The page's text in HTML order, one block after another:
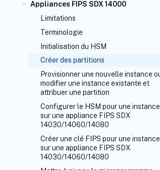
Appliances FIPS SDX 14000
Limitations
Terminologie
Initialisation du HSM
Créer des partitions
Provisionner une nouvelle instance
modifier une instance existante et
attribuer une partition
Configurer le HSM pour une instance
sur une appliance FIPS SDX
14030/14060/14080
Créer une clé FIPS pour une instance
sur une appliance FIPS SDX
14030/14060/14080